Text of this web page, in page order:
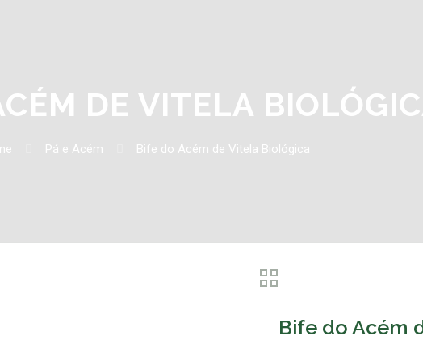
DE VITELA
Pá e Acém Bife do Acém de Vitela Biológica
Bife do Acém